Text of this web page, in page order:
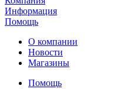
Информация
Помощь
О компании
Новости
Магазины
Помощь